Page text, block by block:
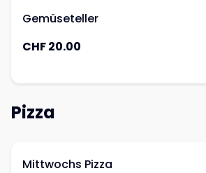
Gemüseteller
CHF 20.00
Pizza
Mittwochs Pizza